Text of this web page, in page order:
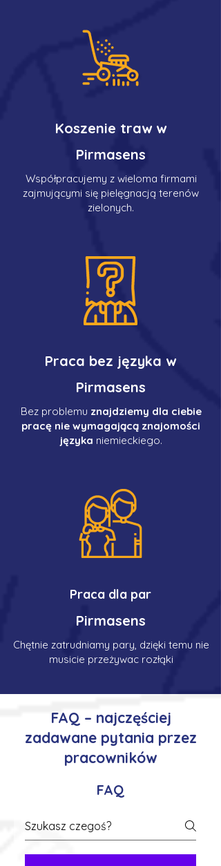
Koszenie traw w
Pirmasens
Współpracujemy z wieloma firmami
zajmującymi się pielęgnacją terenów
zielonych.
Praca bez języka w
Pirmasens
Bez problemu znajdziemy dla ciebie
pracę nie wymagającą znajomości
języka niemieckiego.
Praca dla par
Pirmasens
Chętnie zatrudniamy pary, dzięki temu nie
musicie przeżywac rozłąki
FAQ – najczęściej
zadawane pytania przez
pracowników
FAQ